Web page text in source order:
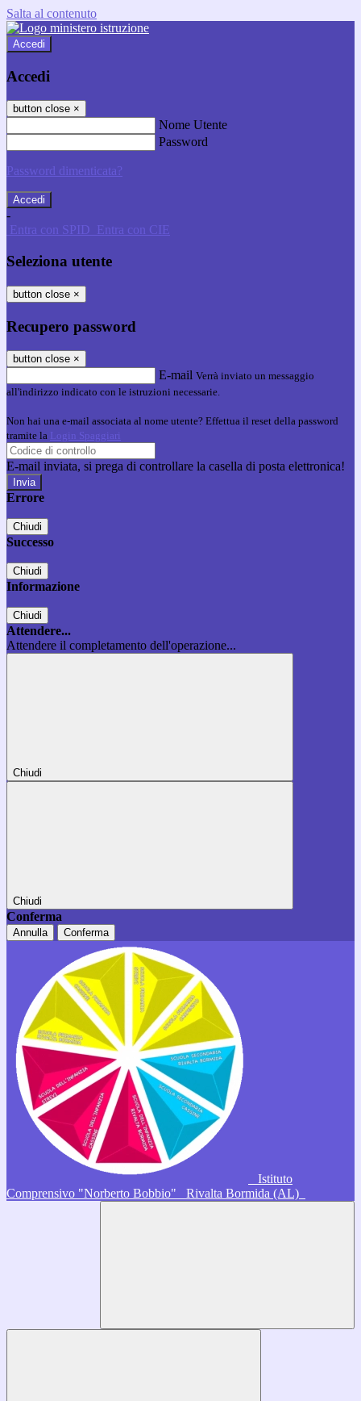
Salta al contenuto
Accedi
Accedi
button close ×
Nome Utente
Password
Password dimenticata?
-
Entra con SPID Entra con CIE
Seleziona utente
button close ×
Recupero password
button close ×
E-mail Verrà inviato un messaggio
all'indirizzo indicato con le istruzioni necessarie.
Non hai una e-mail associata al nome utente? Effettua il reset della password
tramite la Login Spaggiari
E-mail inviata, si prega di controllare la casella di posta elettronica!
Errore
Chiudi
Successo
Chiudi
Informazione
Chiudi
Attendere...
Attendere il completamento dell'operazione...
Chiudi
Chiudi
Conferma
Annulla Conferma
Istituto
Comprensivo "Norberto Bobbio"
Rivalta Bormida (AL)